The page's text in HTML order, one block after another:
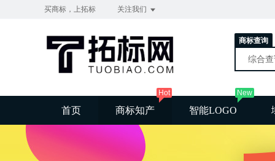
买商标，上拓标 关注我们
商标查询
综合
首页 商标知产
Hot
智能LOGO
New